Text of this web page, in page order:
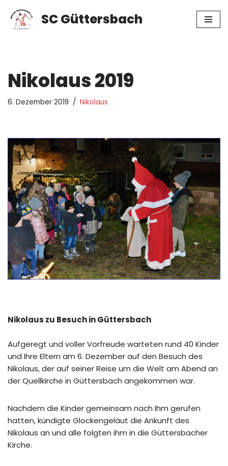
Zum
SC Güttersbach
Nikolaus 2019
6. Dezember 2019 Nikolaus
Nikolaus zu Besuch in Güttersbach
Aufgeregt und voller Vorfreude warteten rund 40 Kinder
und Ihre Eltern am 6. Dezember auf den Besuch des
Nikolaus, der auf seiner Reise um die Welt am Abend an
der Quellkirche in Güttersbach angekommen war.
Nachdem die Kinder gemeinsam nach Ihm gerufen
hatten, kündigte Glockengeläut die Ankunft des
Nikolaus an und alle folgten ihm in die Güttersbacher
Kirche.